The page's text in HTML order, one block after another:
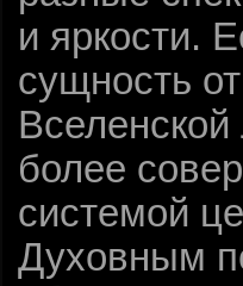
и яркости.
сущность
более
системой
Духовным